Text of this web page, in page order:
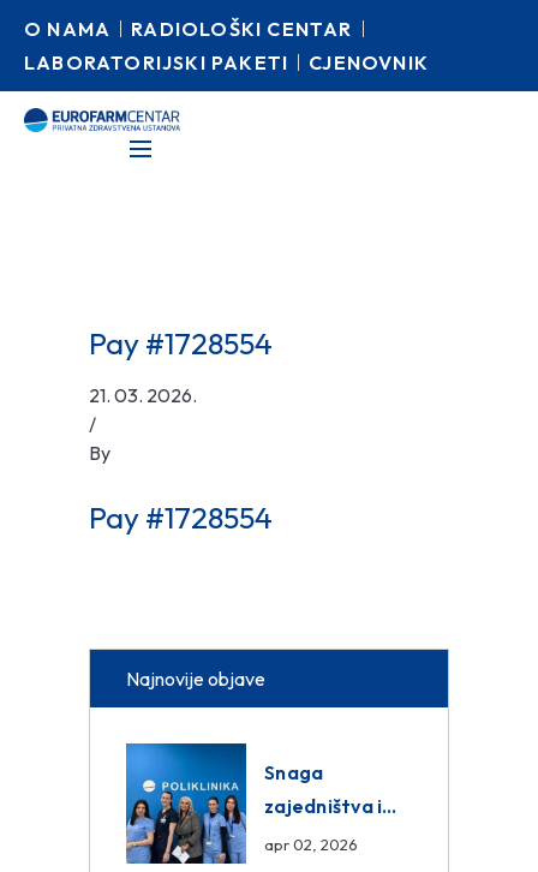
O NAMA
RADIOLOŠKI CENTAR
LABORATORIJSKI PAKETI
CJENOVNIK
Pay #1728554
21. 03. 2026.
/
By
Pay #1728554
Najnovije objave
Snaga
zajedništva i
razmjena
apr 02, 2026